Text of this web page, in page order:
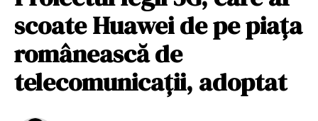
scoate Huawei de pe piața
românească de
telecomunicații, adoptat